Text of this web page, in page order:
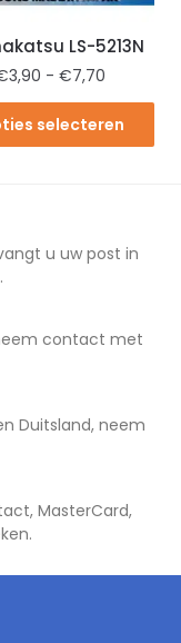
LS-5213N
3,90 - €7,70
selecteren
u uw post in
contact met
Duitsland, neem
MasterCard,